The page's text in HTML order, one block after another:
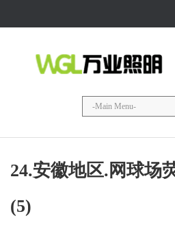
24.安徽地区.网球场
(5)